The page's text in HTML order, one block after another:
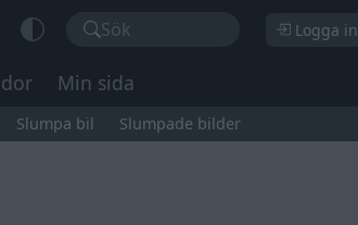
Sök Logga in
Min sida
Slumpa bil Slumpade bilder